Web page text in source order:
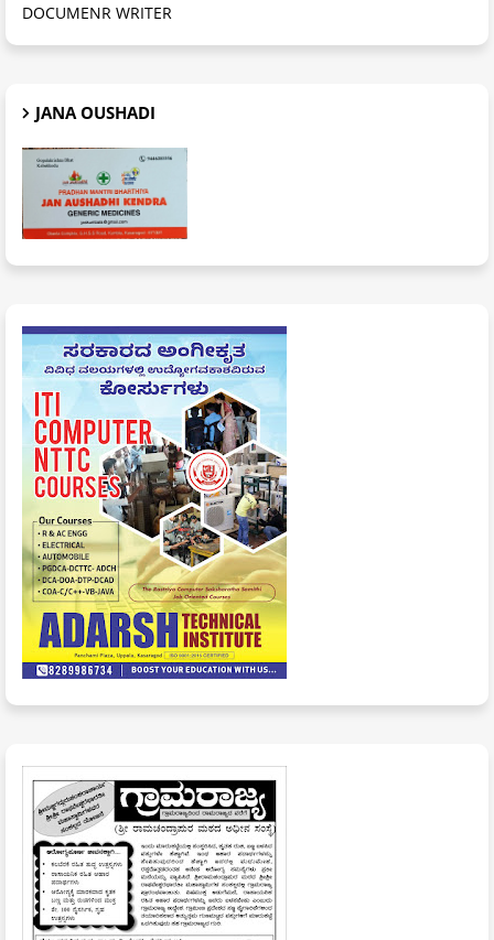
DOCUMENR WRITER
JANA OUSHADI